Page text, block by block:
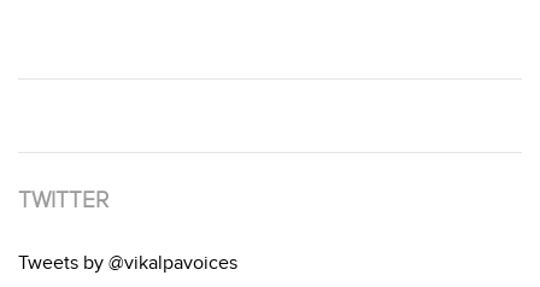
TWITTER
Tweets by @vikalpavoices